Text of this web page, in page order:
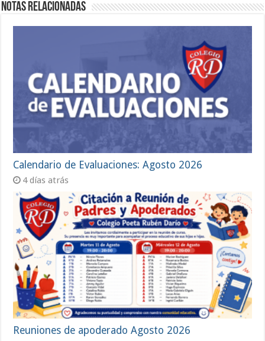
Notas Relacionadas
Calendario de Evaluaciones: Agosto 2026
4 días atrás
Reuniones de apoderado Agosto 2026